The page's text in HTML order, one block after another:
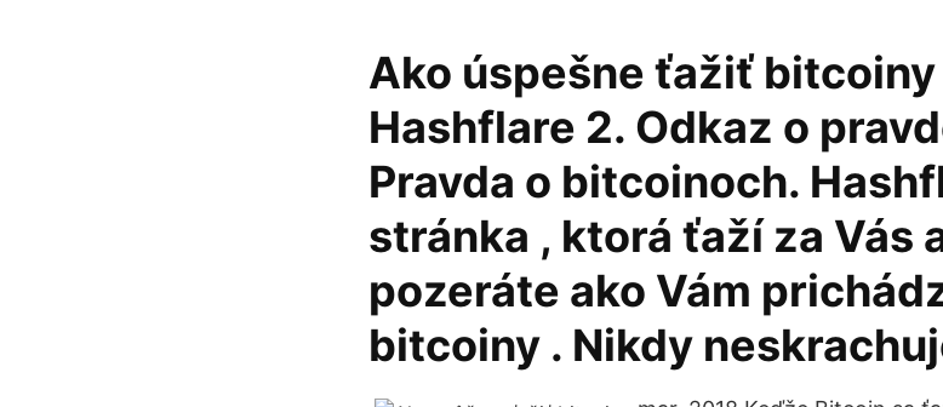
Ako úspešne ťažiť
Hashflare 2. Odkaz o
Pravda o bitcoinoch.
stránka , ktorá ťaží za Vás
pozeráte ako Vám
bitcoiny . Nikdy